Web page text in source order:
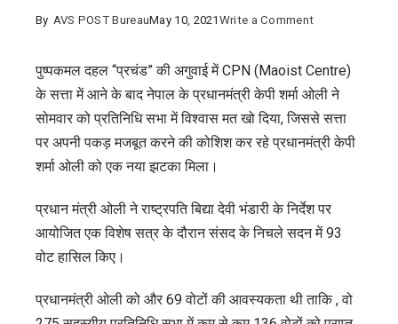
By AVS POST BureauMay 10, 2021 Write a Commenton
के
प्रधान
मंत्री
केपी
ने
प्रतिनिधि
विश्वास
पुष्पकमल दहल “प्रचंड” की अगुवाई में CPN (Maoist Centre)
के सत्ता में आने के बाद नेपाल के प्रधानमंत्री केपी शर्मा ओली ने
सोमवार को प्रतिनिधि सभा में विश्वास मत खो दिया, जिससे सत्ता
पर अपनी पकड़ मजबूत करने की कोशिश कर रहे प्रधानमंत्री केपी
शर्मा ओली को एक नया झटका मिला।
प्रधान मंत्री ओली ने राष्ट्रपति बिद्या देवी भंडारी के निर्देश पर
आयोजित एक विशेष सत्र के दौरान संसद के निचले सदन में 93
वोट हासिल किए।
प्रधानमंत्री ओली को और 69 वोटों की आवस्यकता थी ताकि , वो